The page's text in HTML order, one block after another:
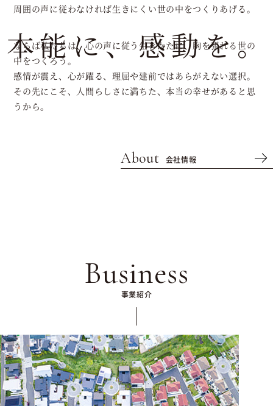
本能に、感動を。
周囲の声に従わなければ生きにくい世の中をつくりあげる。
ならば私たちは、心の声に従う生きかたに、胸を張れる世の
中をつくろう。
感情が震え、心が躍る、理屈や建前ではあらがえない選択。
その先にこそ、人間らしさに満ちた、本当の幸せがあると思
うから。
About 会社情報
Business
事業紹介